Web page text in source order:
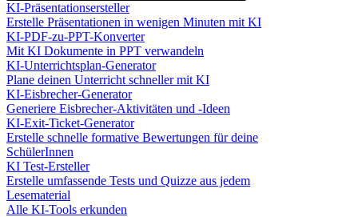
KI-Präsentationsersteller
Erstelle Präsentationen in wenigen Minuten mit KI
KI-PDF-zu-PPT-Konverter
Mit KI Dokumente in PPT verwandeln
KI-Unterrichtsplan-Generator
Plane deinen Unterricht schneller mit KI
KI-Eisbrecher-Generator
Generiere Eisbrecher-Aktivitäten und -Ideen
KI-Exit-Ticket-Generator
Erstelle schnelle formative Bewertungen für deine
SchülerInnen
KI Test-Ersteller
Erstelle umfassende Tests und Quizze aus jedem
Lesematerial
Alle KI-Tools erkunden